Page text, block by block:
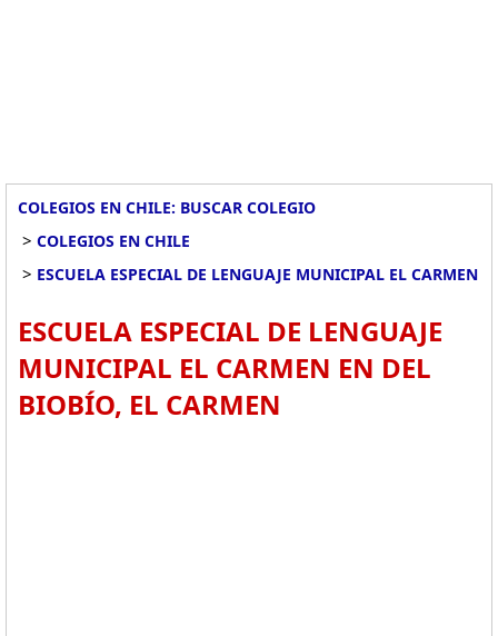
COLEGIOS EN CHILE: BUSCAR COLEGIO
> COLEGIOS EN CHILE
> ESCUELA ESPECIAL DE LENGUAJE MUNICIPAL EL CARMEN
ESCUELA ESPECIAL DE LENGUAJE
MUNICIPAL EL CARMEN EN DEL
BIOBÍO, EL CARMEN